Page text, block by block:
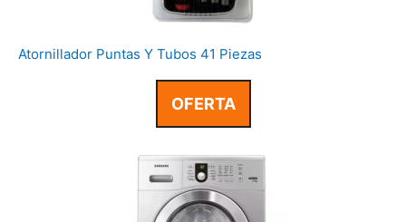
Atornillador Puntas Y Tubos 41 Piezas
OFERTA